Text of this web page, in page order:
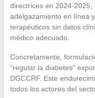
directrices en 2024-
adelgazamiento en línea
terapéuticos sin datos
médico adecuado.
Concretamente,
“regular la diabetes”
DGCCRF. Este
todos los actores del